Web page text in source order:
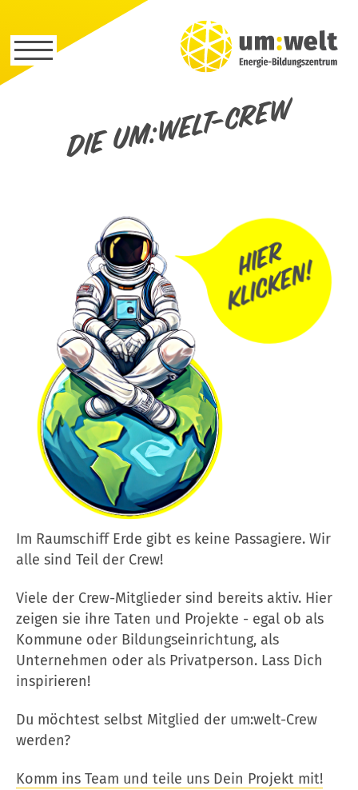
Die um:welt-Crew
Im Raumschiff Erde gibt es keine Passagiere. Wir
alle sind Teil der Crew!
Viele der Crew-Mitglieder sind bereits aktiv. Hier
zeigen sie ihre Taten und Projekte - egal ob als
Kommune oder Bildungseinrichtung, als
Unternehmen oder als Privatperson. Lass Dich
inspirieren!
Du möchtest selbst Mitglied der um:welt-Crew
werden?
Komm ins Team und teile uns Dein Projekt mit!